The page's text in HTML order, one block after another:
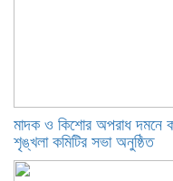
মাদক ও কিশোর অপরাধ দমনে
শৃঙ্খলা কমিটির সভা অনুষ্ঠিত